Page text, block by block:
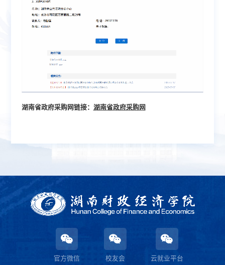
湖南省政府采购网链接： 湖南省政府采购网
官方微信 校友会 云就业平台